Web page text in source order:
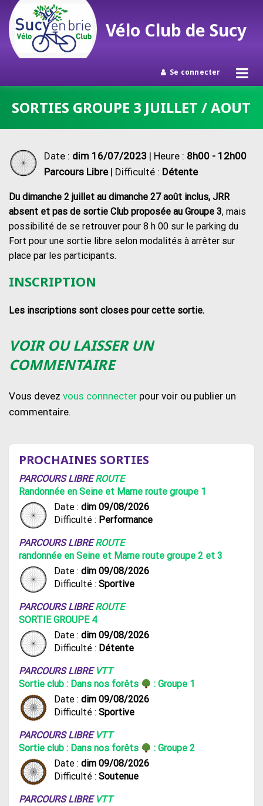
contenu
Vélo Club de Sucy
Se connecter
SORTIES GROUPE 3 JUILLET / AOUT
Date : dim 16/07/2023 | Heure : 8h00 - 12h00
Parcours Libre| Difficulté : Détente
Du dimanche 2 juillet au dimanche 27 août inclus, JRR
absent et pas de sortie Club proposée au Groupe 3, mais
possibilité de se retrouver pour 8 h 00 sur le parking du
Fort pour une sortie libre selon modalités à arrêter sur
place par les participants.
INSCRIPTION
Les inscriptions sont closes pour cette sortie.
VOIR OU LAISSER UN
COMMENTAIRE
Vous devez vous connnecter pour voir ou publier un
commentaire.
PROCHAINES SORTIES
PARCOURS LIBREROUTE
Randonnée en Seine et Marne route groupe 1
Date : dim 09/08/2026
Difficulté : Performance
PARCOURS LIBREROUTE
randonnée en Seine et Marne route groupe 2 et 3
Date : dim 09/08/2026
Difficulté : Sportive
PARCOURS LIBREROUTE
SORTIE GROUPE 4
Date : dim 09/08/2026
Difficulté : Détente
PARCOURS LIBRE VTT
Sortie club : Dans nos forêts
: Groupe 1
Date : dim 09/08/2026
Difficulté : Sportive
PARCOURS LIBRE VTT
Sortie club : Dans nos forêts
: Groupe 2
Date : dim 09/08/2026
Difficulté : Soutenue
PARCOURS LIBRE VTT